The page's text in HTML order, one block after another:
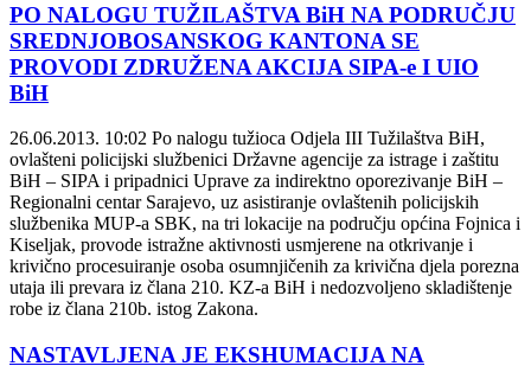
PO NALOGU TUŽILAŠTVA BiH NA PODRUČJU
SREDNJOBOSANSKOG KANTONA SE
PROVODI ZDRUŽENA AKCIJA SIPA-e I UIO
BiH
26.06.2013. 10:02 Po nalogu tužioca Odjela III Tužilaštva BiH,
ovlašteni policijski službenici Državne agencije za istrage i zaštitu
BiH – SIPA i pripadnici Uprave za indirektno oporezivanje BiH –
Regionalni centar Sarajevo, uz asistiranje ovlaštenih policijskih
službenika MUP-a SBK, na tri lokacije na području općina Fojnica i
Kiseljak, provode istražne aktivnosti usmjerene na otkrivanje i
krivično procesuiranje osoba osumnjičenih za krivična djela porezna
utaja ili prevara iz člana 210. KZ-a BiH i nedozvoljeno skladištenje
robe iz člana 210b. istog Zakona.
NASTAVLJENA JE EKSHUMACIJA NA